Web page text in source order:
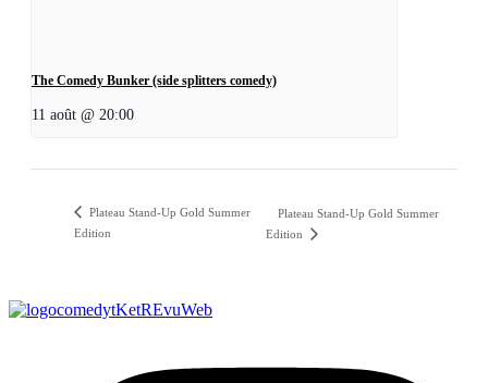
The Comedy Bunker (side splitters comedy)
11 août @ 20:00
Plateau Stand-Up Gold Summer
Edition
Plateau Stand-Up Gold Summer
Edition